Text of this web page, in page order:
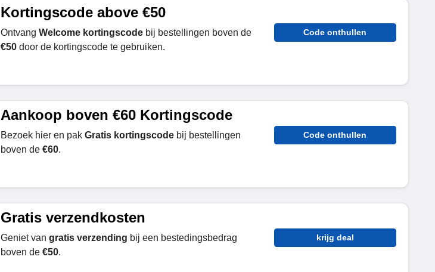
Kortingscode above €50
Ontvang Welcome kortingscodebij bestellingen boven de
€50door de kortingscode te gebruiken.
Code onthullen
Aankoop boven €60 Kortingscode
Bezoek hier en pak Gratis kortingscodebij bestellingen
boven de €60.
Code onthullen
Gratis verzendkosten
Geniet van gratis verzending bij een bestedingsbedrag
boven de €50.
krijg deal